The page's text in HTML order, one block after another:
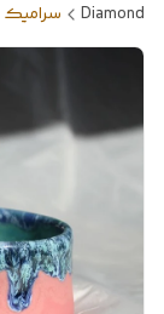
Diamond سرامیک